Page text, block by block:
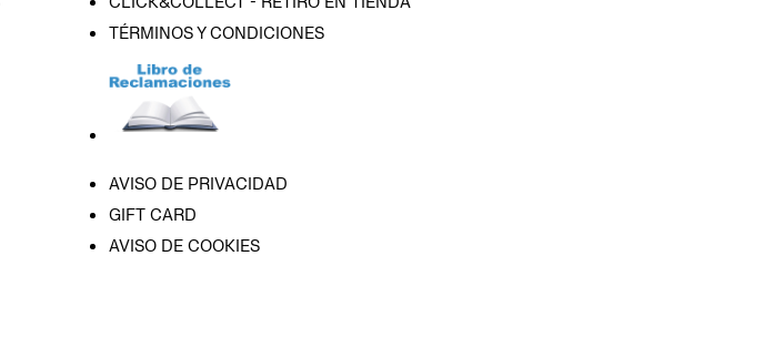
TÉRMINOS Y CONDICIONES
AVISO DE PRIVACIDAD
GIFT CARD
AVISO DE COOKIES